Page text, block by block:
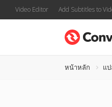
Video Editor Add Subtitles to
หน้าหลัก แ